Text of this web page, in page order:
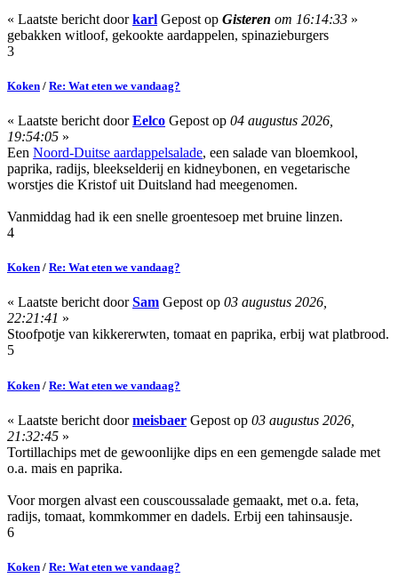
« Laatste bericht doorkarl Gepost op Gisteren om 16:14:33 »
gebakken witloof, gekookte aardappelen, spinazieburgers
3
Koken / Re: Wat eten we vandaag?
« Laatste bericht doorEelco Gepost op 04 augustus 2026,
19:54:05 »
Een Noord-Duitse aardappelsalade, een salade van bloemkool,
paprika, radijs, bleekselderij en kidneybonen, en vegetarische
worstjes die Kristof uit Duitsland had meegenomen.
Vanmiddag had ik een snelle groentesoep met bruine linzen.
4
Koken / Re: Wat eten we vandaag?
« Laatste bericht doorSam Gepost op 03 augustus 2026,
22:21:41 »
Stoofpotje van kikkererwten, tomaat en paprika, erbij wat platbrood.
5
Koken / Re: Wat eten we vandaag?
« Laatste bericht doormeisbaer Gepost op 03 augustus 2026,
21:32:45 »
Tortillachips met de gewoonlijke dips en een gemengde salade met
o.a. mais en paprika.
Voor morgen alvast een couscoussalade gemaakt, met o.a. feta,
radijs, tomaat, kommkommer en dadels. Erbij een tahinsausje.
6
Koken / Re: Wat eten we vandaag?